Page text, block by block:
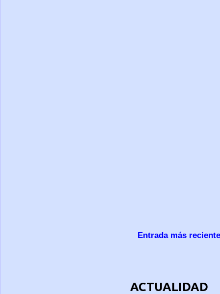
Entrada más reciente
ACTUALIDAD